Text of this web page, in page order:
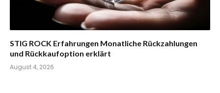
STIG ROCK Erfahrungen Monatliche Rückzahlungen
und Rückkaufoption erklärt
August 4, 2026